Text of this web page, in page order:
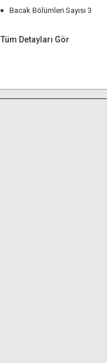
Bacak Bölümleri Sayısı 3
Tüm Detayları Gör